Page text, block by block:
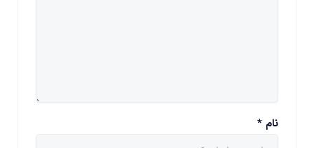
نام *